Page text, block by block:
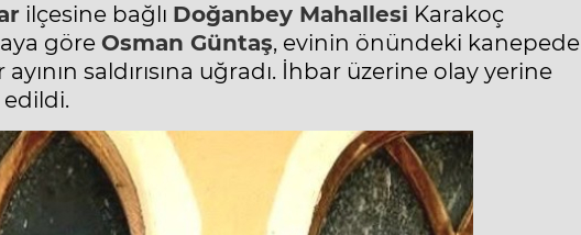
ilçesine bağlı Doğanbey Mahallesi Karakoç
göre Osman Güntaş, evinin önündeki kanepede
saldırısına uğradı. İhbar üzerine olay yerine
edildi.